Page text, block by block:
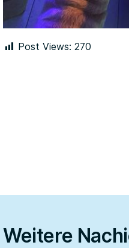
Post Views: 270
Weitere